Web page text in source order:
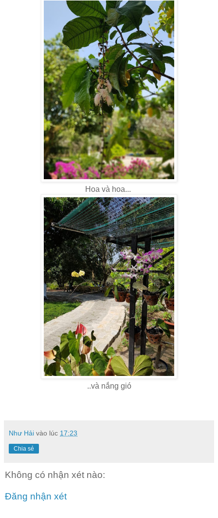
Hoa và hoa...
..và nắng gió
Như Hải vào lúc 17:23
Chia sẻ
Không có nhận xét nào:
Đăng nhận xét